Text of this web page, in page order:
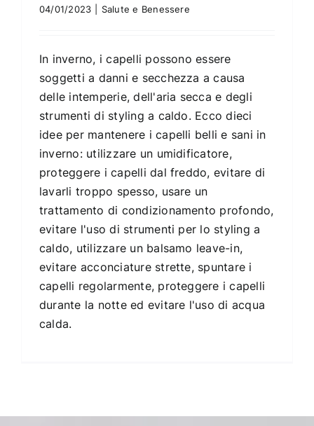
04/01/2023 Salute e Benessere
In inverno, i capelli possono essere
soggetti a danni e secchezza a causa
delle intemperie, dell'aria secca e degli
strumenti di styling a caldo. Ecco dieci
idee per mantenere i capelli belli e sani in
inverno: utilizzare un umidificatore,
proteggere i capelli dal freddo, evitare di
lavarli troppo spesso, usare un
trattamento di condizionamento profondo,
evitare l'uso di strumenti per lo styling a
caldo, utilizzare un balsamo leave-in,
evitare acconciature strette, spuntare i
capelli regolarmente, proteggere i capelli
durante la notte ed evitare l'uso di acqua
calda.